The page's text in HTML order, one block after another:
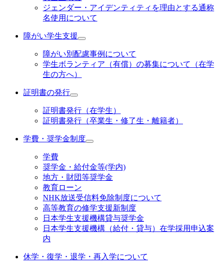
ジェンダー・アイデンティティを理由とする通称
名使用について
障がい学生支援
障がい別配慮事例について
学生ボランティア（有償）の募集について（在学
生の方へ）
証明書の発行
証明書発行（在学生）
証明書発行（卒業生・修了生・離籍者）
学費・奨学金制度
学費
奨学金・給付金等(学内)
地方・財団等奨学金
教育ローン
NHK放送受信料免除制度について
高等教育の修学支援新制度
日本学生支援機構貸与奨学金
日本学生支援機構（給付・貸与）在学採用申込案
内
休学・復学・退学・再入学について